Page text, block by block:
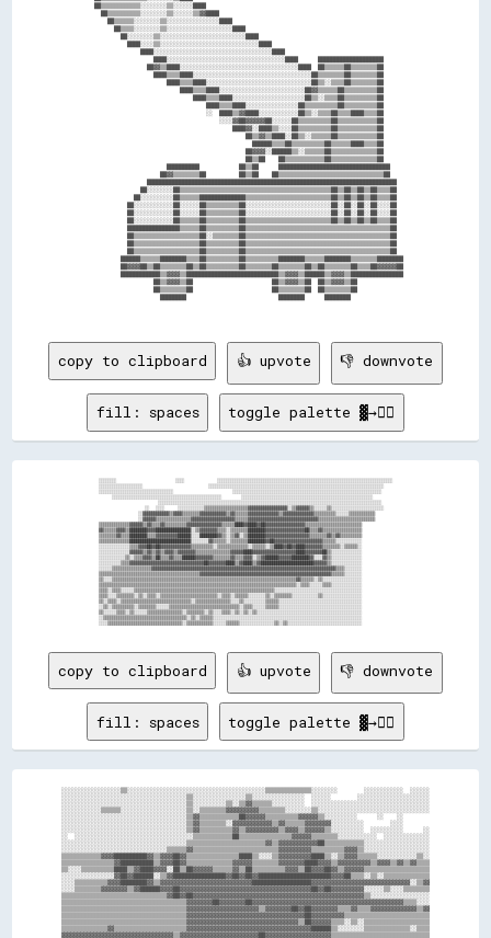
  ██▒▒▒▒▒▒▒▒▒▒▒▒░░░░░░░░▒▒░░░░░░████
    ██▒▒▒▒▒▒▒▒▒▒░░░░░░░░▒▒░░░░░░▒▒▓▓████
      ██▒▒▒▒▒▒░░░░░░░░▒▒░░░░░░░░░░░░░░░░████
        ██▒▒▒▒░░░░░░░░▒▒░░░░░░░░░░░░░░░░░░░░████
          ██░░░░░░░░▒▒░░░░░░░░░░░░░░░░░░░░░░░░░░████
            ████░░░░▒▒░░░░░░░░░░░░░░░░░░░░░░░░░░░░░░████
                ████░░░░░░░░░░░░░░░░░░░░░░░░░░░░░░░░░░░░████
                    ████░░░░░░░░░░░░░░░░░░░░░░░░░░░░░░░░░░░░████      ████████████████████
                  ██▓▓▒▒████░░░░░░░░░░░░░░░░░░░░░░░░░░░░░░░░░░░░████  ██▒▒▒▒▒▒██▒▒▒▒▒▒▒▒██
                    ████▒▒▒▒████░░░░░░░░░░░░░░░░░░░░░░░░░░░░░░░░░░░░██▒▒▒▒▒▒▒▒██▒▒▒▒▒▒▒▒██
                        ████▒▒▒▒████░░░░░░░░░░░░░░░░░░░░░░░░░░░░░░░░██▒▒░░▒▒▒▒██▒▒▒▒▒▒▒▒██
                            ████▒▒▒▒████░░░░░░░░░░░░░░░░░░░░░░░░░░██▓▓▒▒▒▒▒▒██▒▒▒▒▒▒▒▒▒▒██
                                ████▒▒▒▒████░░░░░░░░░░░░░░░░░░░░░░██▒▒░░▒▒▒▒██▒▒▒▒▒▒▒▒▒▒██
                                    ████▒▒▒▒████░░░░░░░░░░░░░░░░██▒▒▒▒▒▒▒▒▒▒██▒▒▒▒▒▒▒▒▒▒██
                                    ░░  ████▒▒▓▓████░░░░░░░░░░░░██▒▒░░▒▒▒▒██▒▒▒▒████▒▒▒▒██
                                        ░░░░▓▓██▓▓▓▓▓▓██░░░░░░██▒▒▒▒▒▒▒▒▒▒██▒▒▒▒▒▒▒▒▒▒▒▒██
                                            ████▓▓░░████▒▒░░░░██▒▒▒▒▒▒▒▒▒▒██▒▒▒▒▒▒▒▒▒▒▒▒██
                                                ██▒▒▓▓▒▒████░░██▒▒░░▒▒▒▒▒▒██▒▒▒▒▒▒▒▒▒▒▒▒██
                                                  ██████▒▒▒▒██▒▒▒▒▒▒▒▒▒▒██▒▒▒▒▒▒████▒▒▒▒██
                                                ██▓▓▓▓░░██████▒▒░░▒▒▒▒▒▒██▒▒▒▒▒▒▒▒▒▒▒▒▒▒██
                                                ██▒▒██    ██▒▒▒▒▒▒▒▒▒▒▒▒██▒▒▒▒▒▒▒▒▒▒▒▒▒▒██
                        ██████████            ██▒▒██      ██████████████████████████████████
                      ██▓▓▒▒▒▒▒▒▒▒██          ██▒▒██    ██▒▒▒▒▒▒▒▒▒▒▒▒▒▒▒▒▒▒▒▒▒▒▒▒▒▒▒▒▒▒▒▒██
                  ████████████████████████████████████████████████████████████████████████████
                ██░░░░░░░░██▒▒▒▒▒▒▒▒▒▒▒▒▒▒▒▒▒▒▒▒▒▒▒▒▒▒▒▒▒▒▒▒▒▒▒▒▒▒▒▒▒▒▒▒▒▒██▒▒██▒▒██▒▒██▒▒▒▒██
              ██░░░░░░░░░░██▒▒▒▒▒▒██████████████▒▒▒▒▒▒▒▒▒▒▒▒▒▒▒▒▒▒▒▒▒▒▒▒▒▒██▒▒██▒▒██▒▒██▒▒▒▒██
            ██░░░░░░░░░░░░██░░░░░░██▒▒▒▒▒▒▒▒▒▒██░░░░░░░░░░░░░░░░░░░░░░░░░░██░░██░░██░░██░░░░██
            ██░░░░░░░░░░░░██░░░░░░██▒▒▒▒▒▒▒▒▒▒██░░░░░░░░░░░░░░░░░░░░░░░░░░██░░██░░██░░██░░░░██
            ██░░░░░░░░░░░░██▒▒▒▒▒▒██▒▒▒▒▒▒▒▒▒▒██▒▒▒▒▒▒▒▒▒▒▒▒▒▒▒▒▒▒▒▒▒▒▒▒▒▒██▒▒██▒▒██▒▒██▒▒▒▒██
            ████████████████▒▒▒▒▒▒██▒▒▒▒▒▒▒▒▒▒██▒▒▒▒▒▒▒▒▒▒▒▒▒▒▒▒▒▒▒▒▒▒▒▒▒▒▒▒▒▒▒▒▒▒▒▒▒▒▒▒▒▒▒▒██
            ██▒▒▒▒▒▒▒▒▒▒▒▒▒▒▒▒▒▒▒▒██░░▒▒▒▒▒▒▒▒██▒▒▒▒▒▒▒▒▒▒▒▒▒▒▒▒▒▒▒▒▒▒▒▒▒▒▒▒▒▒▒▒▒▒▒▒▒▒▒▒▒▒▒▒██
            ██▒▒▒▒▒▒▒▒▒▒▒▒▒▒▒▒▒▒▒▒██▒▒▒▒▒▒▒▒▒▒██▒▒▒▒▒▒▒▒▒▒▒▒▒▒▒▒▒▒▒▒▒▒▒▒▒▒▒▒▒▒▒▒▒▒▒▒▒▒▒▒▒▒▒▒██
            ██▒▒▒▒▒▒▒▒▒▒▒▒▒▒▒▒▒▒▒▒██▒▒▒▒▒▒▒▒▒▒██▒▒▒▒▒▒▒▒▒▒▒▒▒▒▒▒▒▒▒▒▒▒▒▒▒▒▒▒▒▒▒▒▒▒▒▒▒▒▒▒▒▒▒▒██
          ██████▒▒▒▒▒▒████████▒▒▒▒██▒▒▒▒▒▒▒▒▒▒██▒▒▒▒▒▒▒▒▒▒████████▒▒▒▒▒▒████████▒▒▒▒▒▒▒▒████████
          ██▓▓▓▓██▒▒██▒▒▒▒▒▒▒▒██▒▒██▒▒▒▒▒▒▒▒▒▒██▒▒▒▒▒▒▒▒██▒▒▒▒▒▒▒▒██▒▒██▒▒▒▒▒▒▒▒██▒▒▒▒██▓▓▓▓▓▓██
          ████████████▒▒▓▓▓▓▒▒████████████████████████████▒▒▓▓▓▓▒▒██████▒▒▓▓▓▓▒▒████████████████
                    ██▒▒▓▓▓▓▒▒██                        ██▒▒▓▓▓▓▒▒██  ██▒▒▓▓▓▓▒▒██
                    ██▒▒▒▒▒▒▒▒██                        ██▒▒▒▒▒▒▒▒██  ██▒▒▒▒▒▒▒▒██
                      ████████                            ████████      ████████
copy to clipboard 👍 upvote 👎 downvote
fill: spaces toggle palette ▓→✊🏽
              ░░  ░░░░    ░░░░░░░░░░░░▒▒▒▒▒▒▒▒▒▒▒▒▒▒▒▒▒▒▒▒▓▓▓▓▓▓▓▓▓▓▓▓▓▓▓▓▓▓░░▒▒▓▓▓▓▓▓▒▒░░░░░░▒▒░░░░░░░░░░░░░░░░░░░░░░░░
            ░░▓▓▓▓▓▓▓▓▓▓▓▓▒▒▓▓▓▓▒▒▒▒▒▒▒▒▓▓▓▓▓▓▓▓▓▓▓▓▒▒▓▓▒▒▒▒▒▒▓▓▓▓▓▓▓▓▓▓▓▓▓▓▒▒▓▓▓▓▓▓▓▓▓▓▓▓▓▓▒▒▒▒▒▒▒▒▒▒░░░░░░▒▒▒▒▒▒▒▒▒▒▒▒
            ░░▓▓▓▓▓▓▒▒▒▒▒▒▒▒▒▒▒▒▒▒▒▒▓▓▓▓▓▓▓▓▓▓▓▓▓▓▓▓▓▓▓▓▒▒▒▒▒▒▓▓▓▓▓▓▓▓▓▓▓▓▓▓▓▓▓▓▓▓▓▓▓▓▓▓▓▓▓▓▓▓▒▒▒▒▒▒▒▒▒▒▒▒▒▒▒▒▒▒▒▒▒▒▒▒▒▒
▒▒▒▒▒▒▒▒▒▒▒▒▒▒▓▓▓▓▓▓▒▒▓▓▒▒▒▒▓▓▒▒▒▒▒▒▒▒▒▒▓▓▓▓▓▓▓▓▓▓▓▓▓▓▓▓▒▒▒▒▒▒████▓▓████▓▓██▓▓▓▓▓▓▓▓▓▓▓▓▓▓▓▓▓▓▒▒▒▒▒▒▒▒▒▒▒▒▒▒▒▒▒▒▒▒▒▒▒▒▒▒
▓▓▒▒▒▒▒▒▓▓▓▓▒▒████████▓▓▓▓████████████████░░▒▒▓▓▓▓▓▓▓▓▒▒▒▒░░▒▒▒▒▒▒▒▒████████▓▓▓▓▓▓▓▓▓▓▓▓▓▓▓▓▓▓██▒▒▒▒▓▓▒▒▒▒▒▒▒▒▒▒▒▒▒▒▒▒▒▒
▒▒▒▒▒▒▒▒▓▓▒▒▒▒████████▒▒▒▒▓▓▓▓▓▓▓▓▓▓██████░░░░████████▓▓▒▒░░▒▒▓▓░░▒▒████████▓▓▓▓▓▓▓▓▓▓▓▓▓▓▓▓▓▓▓▓▒▒▒▒▒▒▒▒▓▓▒▒▓▓▒▒▒▒▒▒▒▒▒▒
▒▒▒▒▒▒▒▒▒▒▒▒▒▒████████████████████████████░░░░░░░░▓▓▒▒▒▒▒▒░░▒▒▒▒▒▒▒▒████████▓▓██▓▓▓▓▓▓▓▓▓▓▓▓▓▓▓▓▓▓▓▓▓▓▒▒▒▒▒▒░░░░░░░░░░░░
░░░░░░░░░░░░░░▒▒▒▒▓▓▓▓██▓▓██▓▓▓▓▓▓▓▓▓▓▓▓▓▓▒▒▒▒▒▒▒▒▒▒░░▒▒▒▒▒▒▒▒▒▒▒▒▒▒░░▒▒▒▒▒▒░░▒▒████▓▓██▓▓████▓▓▓▓▓▓▓▓▒▒▒▒▒▒▒▒░░▒▒▒▒▒▒░░
░░░░░░░░░░░░░░▓▓▓▓▓▓▒▒▓▓▒▒▓▓▒▒▓▓▓▓▒▒▓▓▓▓▓▓▓▓▒▒▒▒▒▒▒▒▒▒▒▒▒▒▒▒▓▓▓▓▓▓████▓▓▓▓▓▓▓▓▓▓▓▓▓▓▓▓▓▓▓▓████▓▓▓▓▓▓▓▓██▒▒░░░░░░░░░░░░░░
░░░░░░░░░░░░▒▒░░▒▒▒▒▓▓▓▓▒▒██▒▒▒▒▓▓▒▒▒▒██████▓▓▓▓▓▓▓▓▒▒▒▒▒▒▒▒▓▓▒▒▒▒▓▓▓▓░░▒▒▓▓██████▓▓▓▓▓▓████████▓▓░░░░▓▓▒▒░░░░░░░░░░░░░░
░░░░░░░░░░▒▒▒▒▓▓▓▓▓▓▓▓▓▓▓▓▓▓▓▓▓▓▓▓▓▓▓▓▓▓▓▓▓▓▓▓▓▓██▓▓▓▓▓▓▓▓████▒▒▓▓████▒▒▓▓████████████████████████▓▓▓▓▓▓▒▒░░░░░░░░░░░░░░
░░░░░░▒▒▒▒▒▒▒▒▒▒▒▒▒▒▒▒▒▒▓▓▓▓▓▓▓▓▓▓▓▓▓▓▓▓▓▓▓▓▓▓▓▓▓▓▓▓▓▓▓▓▓▓▓▓▓▓▓▓▓▓▓▓▓▓▓▓▓▓▓▓▓▓▓▓▓▓▓▓▓▓▓▓▓▓▓▓▓▓▓▓▓▓▓▓▓▓▓▓▓▓▓▓▒▒▒▒░░░░░░░░
▒▒▒▒▒▒▒▒▒▒▒▒▒▒▒▒▒▒▒▒▒▒▒▒▒▒▒▒▒▒▒▒▒▒▒▒▒▒▒▒▒▒▒▒▒▒▓▓▓▓▓▓▓▓▓▓▓▓▓▓▓▓▓▓▓▓▓▓▓▓▓▓▓▓▓▓▓▓▓▓▓▓▓▓▓▓▓▓▓▓▓▓▓▓▓▓▓▓▓▓▓▓▓▓▓▓▒▒▒▒▒▒░░░░░░░░
▒▒░░░░▒▒▒▒▒▒▒▒▒▒▒▒▒▒▒▒▒▒▒▒▒▒▒▒▒▒▒▒▒▒▒▒▒▒▒▒▒▒▒▒▒▒▒▒▒▒▒▒▒▒▒▒▒▒▒▒▒▒▒▒▒▒▒▒▒▒▒▒▒▒▒▒▒▒▒▒▒▒▒▒▒▒▒▒▓▓▒▒▒▒▒▒░░▒▒░░░░░░░░░░░░░░░░░░
▒▒▒▒▒▒▒▒▒▒▒▒▒▒▒▒▒▒▒▒▒▒▒▒▒▒▒▒▒▒▒▒▒▒▒▒▒▒▒▒▒▒▒▒▒▒▒▒▒▒▒▒▒▒▒▒▒▒▒▒▒▒▒▒▒▒▒▒▒▒▒▒▒▒▒▒▒▒▒▒▒▒▒▒▒▒▒▒▒▒░░▒▒▒▒░░░░░░▒▒▒▒░░░░░░░░░░░░░░
▒▒▒▒░░▒▒▒▒░░░░░░▒▒▒▒▒▒▒▒▒▒▒▒▒▒▒▒▒▒▒▒▒▒▒▒▒▒▒▒▒▒▒▒▒▒▒▒▒▒▒▒▒▒▒▒▒▒▒▒▒▒▒▒▒▒▒▒▒▒▒▒▒▒▒▒░░░░░░░░░░░░░░░░░░░░░░░░░░░░░░░░░░░░░░░░
▒▒▒▒░░░░▒▒▒▒▒▒▒▒░░▒▒░░▒▒▒▒░░▒▒▒▒▒▒▒▒▒▒▒▒▒▒▒▒▒▒▒▒▒▒▒▒▒▒░░▒▒▒▒░░▒▒▒▒▒▒░░░░░░░░▒▒░░▒▒▒▒▒▒▒▒░░░░░░░░░░░░▒▒░░░░░░░░░░░░░░░░░░
▒▒░░▒▒▒▒░░▒▒▒▒▒▒▒▒▒▒▒▒▒▒▒▒▒▒▒▒▒▒▒▒▒▒▒▒▒▒▒▒░░▒▒▒▒▒▒▒▒▒▒▒▒▒▒▒▒░░░░▒▒░░░░░░░░░░▒▒▒▒▒▒░░░░░░░░░░░░░░░░░░░░░░░░░░░░░░░░░░░░░░
░░▒▒░░▒▒▒▒▒▒▒▒▒▒░░▒▒▒▒▒▒▒▒░░░░░░▒▒▒▒▒▒▒▒▒▒▒▒▒▒▒▒▒▒▒▒▒▒▒▒▒▒▒▒▒▒▒▒░░▒▒▒▒░░░░░░▒▒▒▒▒▒░░░░░░░░░░░░░░░░░░░░░░░░░░░░░░░░░░░░░░
▒▒░░░░░░▒▒▒▒░░▒▒░░░░░░▒▒▒▒▒▒▒▒▒▒▒▒▒▒▒▒░░▒▒▒▒▒▒▒▒░░▒▒░░░░▒▒▒▒░░▒▒░░▒▒░░▒▒░░░░░░░░░░░░░░░░░░░░░░░░░░░░░░░░░░░░░░░░░░░░░░░░
░░▒▒▒▒▒▒▒▒▒▒▒▒▒▒▒▒▒▒▒▒▒▒▒▒▒▒▒▒▒▒▒▒▒▒▒▒▒▒░░▒▒░░▒▒▒▒▒▒░░░░░░░░░░░░░░░░░░░░░░░░░░░░░░░░░░░░░░░░░░░░░░░░░░░░░░░░░░░░░░░░░░░░
copy to clipboard 👍 upvote 👎 downvote
fill: spaces toggle palette ▓→✊🏽
░░░░░░░░░░░░░░░░░░▒▒░░░░░░░░░░░░░░░░░░░░░░░░░░░░░░░░░░░░░░░░░░▒▒▒▒▒▒▒▒▒▒▒▒▒▒░░░░░░░░        ░░░░░░░░░░░░  ░░░░░░
░░░░░░░░░░░░░░░░░░░░░░░░░░░░░░░░░░░░░░▒▒░░░░░░░░░░░░░░░░▒▒░░░░░░░░░░░░░░░░  ░░░░░░        ░░░░░░░░░░░░░░░░░░░░░░
░░░░░░░░░░░░░░░░░░░░░░░░░░░░░░░░░░░░░░▒▒░░░░░░░░░░▒▒░░▒▒▓▓▒▒▒▒▒▒░░░░░░░░░░  ░░░░░░░░░░░░░░░░░░░░░░░░░░░░░░░░░░░░
░░░░░░░░░░░░▒▒▒▒▒▒░░░░░░░░░░░░░░░░░░░░▒▒░░▒▒▒▒▒▒▒▒▓▓▓▓▓▓▓▓▓▓▒▒▒▒▒▒▒▒░░░░░░░░▒▒░░░░░░░░░░░░░░░░░░░░░░░░░░░░░░░░░░
░░░░░░░░░░░░░░░░░░░░░░░░░░░░░░░░░░░░░░▒▒▓▓▒▒▒▒▒▒▒▒▒▒▒▒██▓▓▓▓▓▓▒▒▒▒▒▒▒▒▒▒▓▓▓▓▓▓▒▒░░░░░░░░░░      ░░    ░░
░░░░░░░░░░░░░░░░░░░░░░░░░░░░░░░░░░░░░░▒▒▓▓▒▒▒▒▒▒▒▒░░▓▓▓▓▓▓▓▓▓▓▓▓▒▒▓▓▒▒▒▒▒▒▓▓▓▓▓▓▓▓░░░░░░░░░░        ░░░░
░░░░░░░░░░░░░░░░░░░░░░░░░░░░░░░░░░░░░░▒▒▓▓▒▒▒▒▒▒▒▒▒▒▓▓▒▒▓▓▓▓▓▓▓▓▓▓▒▒▓▓▓▓▒▒▓▓▓▓▓▓▒▒░░░░░░░░░░  ░░░░░░░░░░      ░░
░░  ░░░░░░░░░░░░░░░░░░░░░░░░░░░░░░░░░░░░▒▒▒▒▒▒▒▒▒▒▒▒██▒▒▒▒▒▒▒▒▒▒▒▒▒▒▒▒▓▓▓▓▓▓▒▒▒▒▒▒▒▒░░░░░░░░░░░░  ░░░░░░░░░░░░░░
░░░░░░░░░░░░░░░░░░░░░░░░░░░░░░░░░░░░░░▒▒▒▒▒▒▒▒▒▒▒▒▒▒▒▒▒▒▒▒▒▒▒▒▓▓▒▒▓▓▓▓▓▓▓▓▓▓▓▓██▒▒▒▒▒▒▒▒▒▒▒▒░░░░░░░░░░░░░░░░░░░░
░░░░░░░░░░░░░░░░░░░░░░░░░░░░░░░░▒▒▒▒▒▒▓▓▒▒▒▒▒▒▒▒▒▒▒▒▒▒▒▒▒▒▒▒▒▒▒▒▒▒▓▓▓▓▓▓▓▓▓▓▒▒▒▒▒▒▒▒▒▒▓▓▓▓▒▒░░░░░░░░░░░░░░░░░░░░
▒▒▒▒▒▒▒▒▒▒▒▒▓▓▓▓██████████▓▓▒▒▓▓▓▓██▓▓▒▒▒▒▒▒▒▒▒▒▒▒▒▒▒▒████▒▒░░░░▒▒▓▓▓▓▓▓▓▓▓▓████▒▒░░▒▒▓▓▓▓▒▒▒▒▒▒░░░░░░░░░░░░▒▒░░
▒▒▒▒▒▒▒▒▒▒▒▒▒▒▒▒▓▓██████████▒▒▓▓▓▓██▓▓▒▒▒▒▒▒▒▒▒▒▒▒▒▒▓▓▓▓▓▓▒▒▒▒▒▒▒▒▓▓▓▓▓▓▓▓████▓▓▓▓▒▒▓▓▓▓▓▓▓▓▓▓▒▒▓▓▓▓▒▒▓▓▒▒▓▓▒▒▒▒
▒▒░░░░▒▒▒▒▒▒▒▒▒▒████▒▒▓▓████▓▓▓▓░░██▒▒██▓▓▓▓▓▓▒▒▒▒▒▒▓▓▒▒██▒▒▒▒▒▒▒▒▒▒▓▓▓▓▒▒██▓▓▓▓██▓▓▒▒▓▓▓▓▓▓▒▒▒▒▒▒▒▒▒▒▒▒▒▒▒▒▒▒▒▒
░░░░░░░░░░░░░░░░▓▓██▓▓██████░░▒▒▓▓████████████████▓▓██▓▓██▓▓██████████████████████▓▓▓▓██▒▒▒▒░░▒▒░░▒▒▒▒▒▒▒▒▒▒▒▒▒▒
░░░░▒▒▒▒▒▒▒▒▒▒▓▓▓▓████████▓▓▒▒▓▓▓▓▓▓▓▓▓▓▓▓▓▓▓▓▓▓▓▓▓▓▓▓▓▓▓▓██████████████████▓▓▓▓▓▓▓▓▓▓▓▓▓▓▓▓▓▓▓▓▓▓▓▓▓▓▓▓▓▓░░▒▒▓▓
░░░░▒▒▒▒▒▒▒▒▓▓▓▓▓▓▓▓▒▒▓▓██████▓▓▓▓██▓▓▓▓▓▓▓▓▓▓▓▓▓▓▓▓▓▓▓▓▓▓▓▓▓▓▓▓▓▓▓▓▓▓▓▓▓▓▓▓██▓▓██▓▓▓▓▓▓▓▓▓▓░░░░░░▒▒░░░░▒▒▒▒▒▒▒▒
▒▒▒▒▒▒▒▒▒▒▒▒▒▒▒▒▒▒▒▒▒▒▒▒▒▒▒▒▒▒▒▒▓▓██▓▓██▓▓▓▓▓▓▓▓▓▓▓▓▓▓▓▓▓▓▓▓▓▓▓▓▓▓▓▓▓▓▓▓▓▓▓▓▓▓▓▓▓▓▓▓▓▓▓▓▓▓▓▓▒▒░░░░░░░░░░░░░░░░░░
▒▒▒▒▒▒▒▒▒▒▒▒▒▒▒▒▒▒▒▒▒▒▒▒▒▒▒▒▒▒▒▒▒▒▒▒▒▒▓▓▓▓▓▓▓▓██▓▓▓▓▓▓▓▓██▓▓▓▓▓▓▓▓▓▓▓▓▓▓▓▓▓▓▓▓▓▓▓▓▓▓▓▓▓▓▓▓▓▓▓▓▓▓▓▓▓▓▓▓▓▓▒▒▒▒░░░░
▒▒▒▒▒▒▒▒▒▒▒▒▒▒▒▒▒▒▒▒▒▒▒▒▒▒▒▒▒▒▒▒▒▒▒▒▒▒▓▓▓▓▓▓▓▓▓▓▓▓▓▓▓▓▓▓▓▓▓▓▒▒▓▓▓▓▓▓▓▓██▓▓██▓▓▓▓▓▓▓▓▒▒▒▒▓▓▒▒▒▒▓▓▓▓▓▓▓▓▓▓▓▓▓▓▒▒▓▓
▒▒▒▒▒▒▒▒▒▒▒▒▒▒▒▒▒▒▒▒▒▒▒▒▒▒▒▒▒▒▒▒▒▒▒▒▒▒▓▓▓▓▓▓▓▓▓▓▓▓▓▓▓▓▓▓▓▓▓▓▓▓▓▓▓▓▓▓▓▓▓▓▓▓██▓▓▓▓▓▓▓▓▓▓▒▒▒▒▒▒▒▒▒▒▒▒▒▒▒▒▒▒▒▒▒▒▒▒▒▒
▒▒▒▒▒▒▒▒▒▒▒▒▒▒▒▒▒▒▒▒▒▒▒▒▒▒▒▒▒▒▒▒▒▒▒▒▒▒▓▓▓▓▓▓▓▓▓▓▓▓▓▓▓▓▓▓▓▓▓▓▓▓▓▓▓▓▓▓▓▓▓▓▒▒██▓▓▓▓▓▓▒▒▒▒░░▒▒░░▒▒▒▒▒▒▒▒▒▒▒▒▒▒▒▒▒▒▒▒
▒▒▒▒▒▒▒▒▒▒▒▒▒▒▓▓▒▒▒▒▒▒▒▒▒▒▒▒▒▒▒▒▒▒▒▒▒▒▓▓▓▓▓▓▓▓▓▓▓▓▓▓▓▓▓▓▓▓▓▓▓▓▓▓▓▓▓▓▓▓▓▓▓▓▓▓██████▒▒░░░░░░░░▒▒▒▒▒▒▒▒▒▒▒▒▒▒░░▒▒▒▒
▓▓▓▓▓▓▓▓▓▓▓▓▓▓▓▓▓▓▓▓▓▓▓▓▓▓▓▓▓▓▓▓▓▓▒▒▓▓▓▓▓▓▓▓▓▓▓▓▓▓▓▓▓▓▓▓▓▓▓▓██▓▓▓▓▓▓▓▓▓▓▓▓▓▓▓▓▓▓▓▓▒▒▒▒▒▒▒▒▒▒▒▒▒▒▒▒▒▒▒▒▒▒▒▒▒▒▒▒▒▒